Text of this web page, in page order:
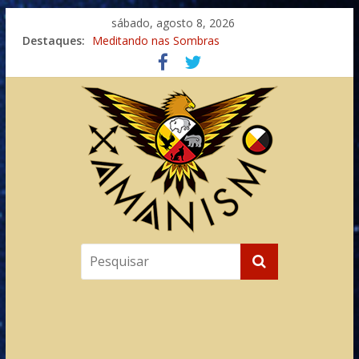
sábado, agosto 8, 2026
Destaques: Meditando nas Sombras
Autosuficiência: A Jornada do Espírito Ancestral
Xamanismo Universal
Totens – Caminho Espiritual – Crescimento
Imaginação na Cura